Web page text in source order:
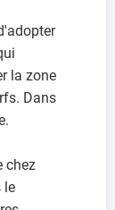
la zone
Dans
chez
le